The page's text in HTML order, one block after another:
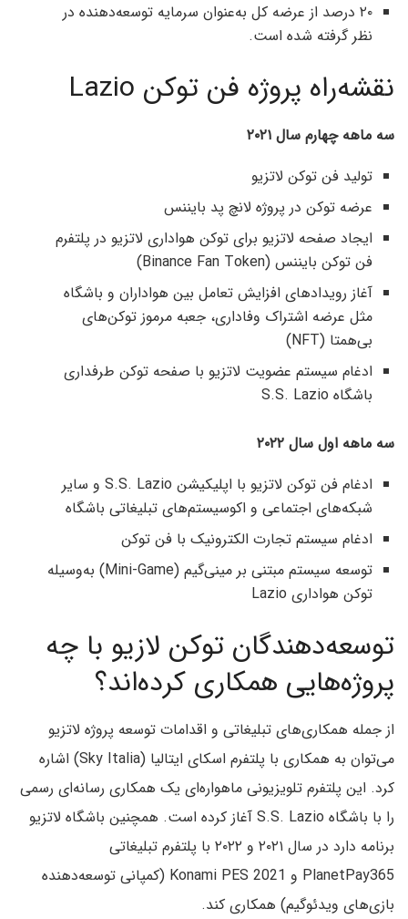
۲۰ درصد از عرضه کل به‌عنوان سرمایه توسعه‌دهنده در
نظر گرفته شده است.
نقشه‌راه پروژه فن توکن Lazio
سه ماهه چهارم سال ۲۰۲۱
تولید فن توکن لاتزیو
عرضه توکن در پروژه لانچ پد بایننس
ایجاد صفحه لاتزیو برای توکن هواداری لاتزیو در پلتفرم
فن توکن بایننس (Binance Fan Token)
آغاز رویدادهای افزایش تعامل بین هواداران و باشگاه
مثل عرضه اشتراک وفاداری، جعبه مرموز توکن‌های
بی‌همتا (NFT)
ادغام سیستم عضویت لاتزیو با صفحه توکن طرفداری
باشگاه S.S. Lazio
سه ماهه اول سال ۲۰۲۲
ادغام فن توکن لاتزیو با اپلیکیشن S.S. Lazio و سایر
شبکه‌های اجتماعی و اکوسیستم‌های تبلیغاتی باشگاه
ادغام سیستم تجارت الکترونیک با فن توکن
توسعه سیستم مبتنی بر مینی‌گیم (Mini-Game) به‌وسیله
توکن هواداری Lazio
توسعه‌دهندگان توکن لازیو با چه
پروژه‌هایی همکاری کرده‌اند؟
از جمله‌ همکاری‌های تبلیغاتی و اقدامات توسعه پروژه لاتزیو
می‌توان به همکاری با پلتفرم اسکای ایتالیا (Sky Italia) اشاره
کرد. این پلتفرم تلویزیونی ماهواره‌ای یک همکاری رسانه‌ای رسمی
را با باشگاه S.S. Lazio آغاز کرده است. همچنین باشگاه لاتزیو
برنامه دارد در سال ۲۰۲۱ و ۲۰۲۲ با پلتفرم تبلیغاتی
PlanetPay365 و Konami PES 2021 (کمپانی توسعه‌دهنده
بازی‌های ویدئوگیم) همکاری کند.